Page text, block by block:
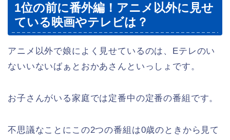
1位の前に番外編！アニメ以外に見せ
ている映画やテレビは？
アニメ以外で娘によく見せているのは、Eテレのい
ないいないばぁとおかあさんといっしょです。
お子さんがいる家庭では定番中の定番の番組です。
不思議なことにこの2つの番組は0歳のときから見て